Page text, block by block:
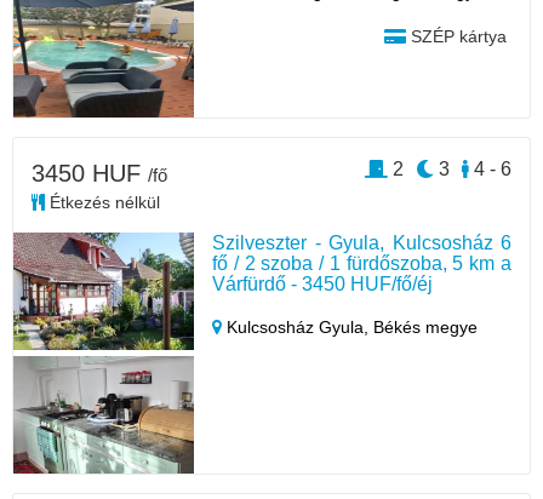
SZÉP kártya
Szilveszter - Gyula, Kulcsosház 6
fő / 2 szoba / 1 fürdőszoba, 5 km a
Várfürdő - 3450 HUF/fő/éj
Kulcsosház Gyula, Békés megye
3450 HUF /fő
Étkezés nélkül
4 - 6
3
2